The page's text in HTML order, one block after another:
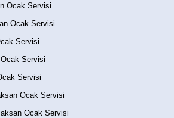
Ocak Servisi
Ocak Servisi
Servisi
Servisi
Servisi
Ocak Servisi
Ocak Servisi